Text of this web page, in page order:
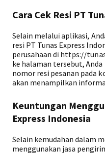
Cara Cek Resi PT
Selain melalui aplikasi,
resi PT Tunas Express
perusahaan di https://
ke halaman tersebut,
nomor resi pesanan pada
akan menampilkan
Keuntungan
Express Indonesia
Selain kemudahan dalam
menggunakan jasa